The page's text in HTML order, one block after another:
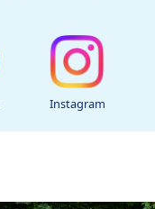
Instagram